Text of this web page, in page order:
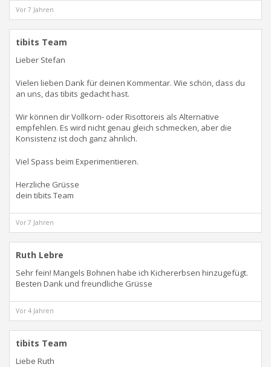
Vor 7 Jahren
tibits Team
Lieber Stefan
Vielen lieben Dank für deinen Kommentar. Wie schön, dass du
an uns, das tibits gedacht hast.
Wir können dir Vollkorn- oder Risottoreis als Alternative
empfehlen. Es wird nicht genau gleich schmecken, aber die
Konsistenz ist doch ganz ähnlich.
Viel Spass beim Experimentieren.
Herzliche Grüsse
dein tibits Team
Vor 7 Jahren
Ruth Lebre
Sehr fein! Mangels Bohnen habe ich Kichererbsen hinzugefügt.
Besten Dank und freundliche Grüsse
Vor 4 Jahren
tibits Team
Liebe Ruth